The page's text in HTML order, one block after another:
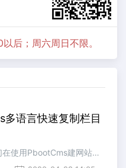
后；周六周日不限。
多语言快速复制栏目
使用场景我们在使用PbootCms建网站的时候，会有多语言的建站需求。当一个语言做完，另一个语言的栏目、内容都需要重新添加一次。费时费力。那么有么有更好的解决方案呢？有图有真相首先在后台区域管理加好多语言。然后到已经完成的语言中，勾选需要复制的栏目，点击复制即可。根据情况可以勾选复制内容，将内容一并复制过去